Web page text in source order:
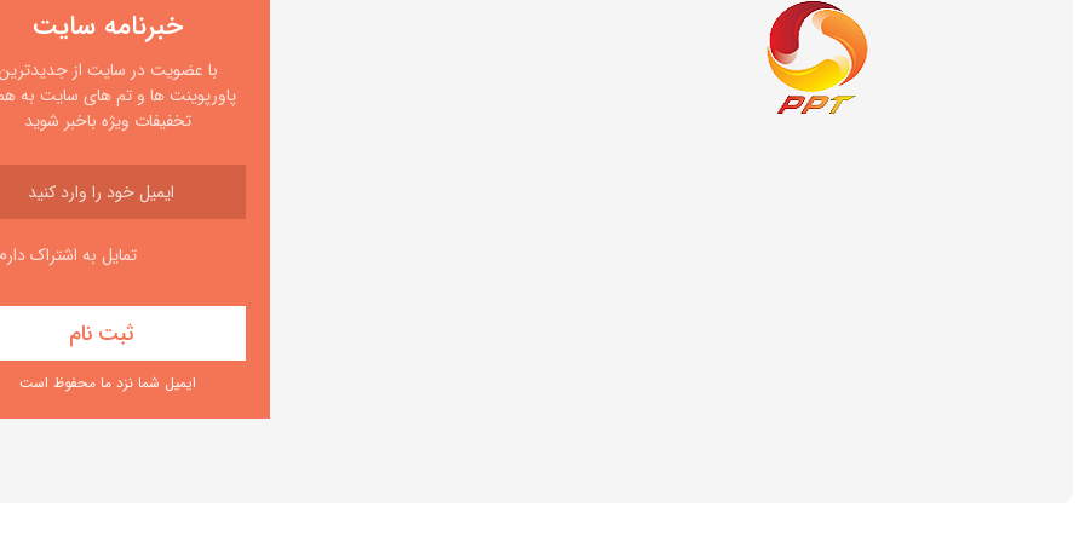
خبرنامه سایت
با عضویت در سایت از
پاورپوینت ها و تم های سایت به
تخفیفات ویژه باخبر شوید
تمایل به اشتراک
ایمیل شما نزد ما محفوظ است